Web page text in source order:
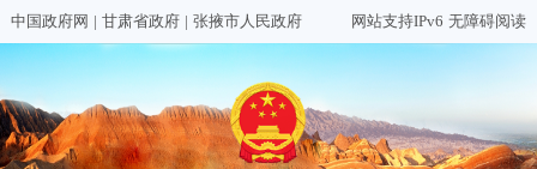
中国政府网 | 甘肃省政府 | 张掖市人民政府 网站支持IPv6 无障碍阅读